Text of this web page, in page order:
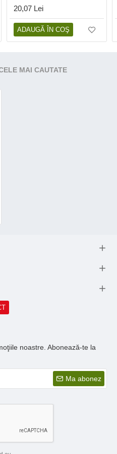
20,07 Lei
ADAUGĂ ÎN COŞ
MAI CAUTATE
noastre. Abonează-te la
Ma abonez